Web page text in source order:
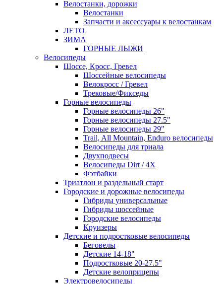
Велостанки, дорожки
Велостанки
Запчасти и аксессуары к велостанкам
ЛЕТО
ЗИМА
ГОРНЫЕ ЛЫЖИ
Велосипеды
Шоссе, Кросс, Гревел
Шоссейные велосипеды
Велокросс / Гревел
Трековые/Фикседы
Горные велосипеды
Горные велосипеды 26"
Горные велосипеды 27.5"
Горные велосипеды 29"
Trail, All Mountain, Enduro велосипеды
Велосипеды для триала
Двухподвесы
Велосипеды Dirt / 4X
Фэтбайки
Триатлон и раздельный старт
Городские и дорожные велосипеды
Гибриды универсальные
Гибриды шоссейные
Городские велосипеды
Круизеры
Детские и подростковые велосипеды
Беговелы
Детские 14-18"
Подростковые 20-27.5"
Детские велоприцепы
Электровелосипеды